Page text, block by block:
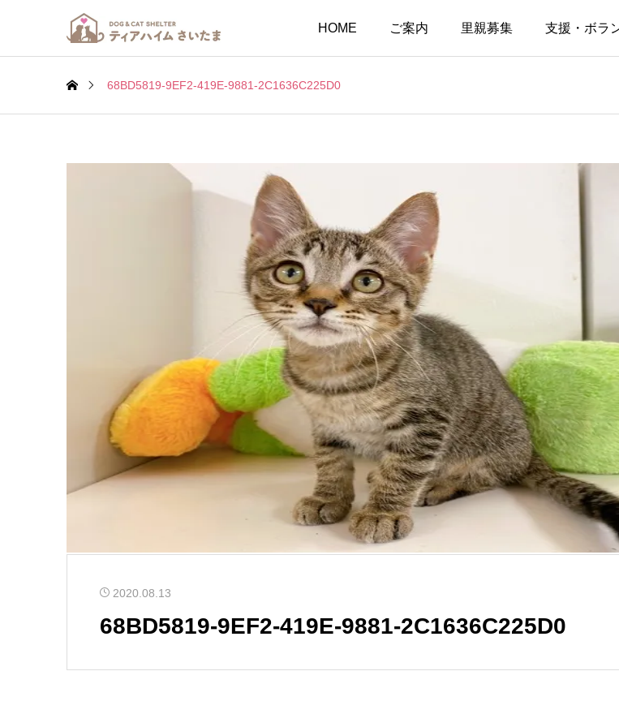
HOME ご案内 里親募集 支援・ボラ
68BD5819-9EF2-419E-9881-2C1636C225D0
2020.08.13
68BD5819-9EF2-419E-9881-2C1636C225D0